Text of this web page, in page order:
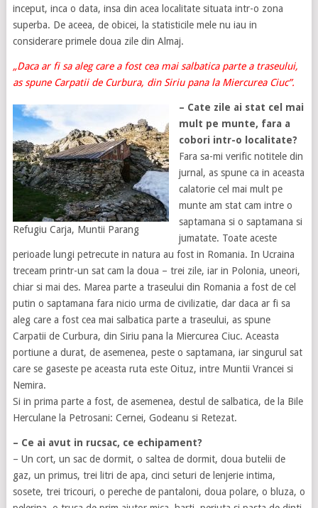
inceput, inca o data, insa din acea localitate situata intr-o zona
superba. De aceea, de obicei, la statisticile mele nu iau in
considerare primele doua zile din Almaj.
„Daca ar fi sa aleg care a fost cea mai salbatica parte a traseului,
as spune Carpatii de Curbura, din Siriu pana la Miercurea Ciuc”.
Refugiu Carja, Muntii Parang
– Cate zile ai stat cel mai
mult pe munte, fara a
cobori intr-o localitate?
Fara sa-mi verific notitele din
jurnal, as spune ca in aceasta
calatorie cel mai mult pe
munte am stat cam intre o
saptamana si o saptamana si
jumatate. Toate aceste
perioade lungi petrecute in natura au fost in Romania. In Ucraina
treceam printr-un sat cam la doua – trei zile, iar in Polonia, uneori,
chiar si mai des. Marea parte a traseului din Romania a fost de cel
putin o saptamana fara nicio urma de civilizatie, dar daca ar fi sa
aleg care a fost cea mai salbatica parte a traseului, as spune
Carpatii de Curbura, din Siriu pana la Miercurea Ciuc. Aceasta
portiune a durat, de asemenea, peste o saptamana, iar singurul sat
care se gaseste pe aceasta ruta este Oituz, intre Muntii Vrancei si
Nemira.
Si in prima parte a fost, de asemenea, destul de salbatica, de la Bile
Herculane la Petrosani: Cernei, Godeanu si Retezat.
– Ce ai avut in rucsac, ce echipament?
– Un cort, un sac de dormit, o saltea de dormit, doua butelii de
gaz, un primus, trei litri de apa, cinci seturi de lenjerie intima,
sosete, trei tricouri, o pereche de pantaloni, doua polare, o bluza, o